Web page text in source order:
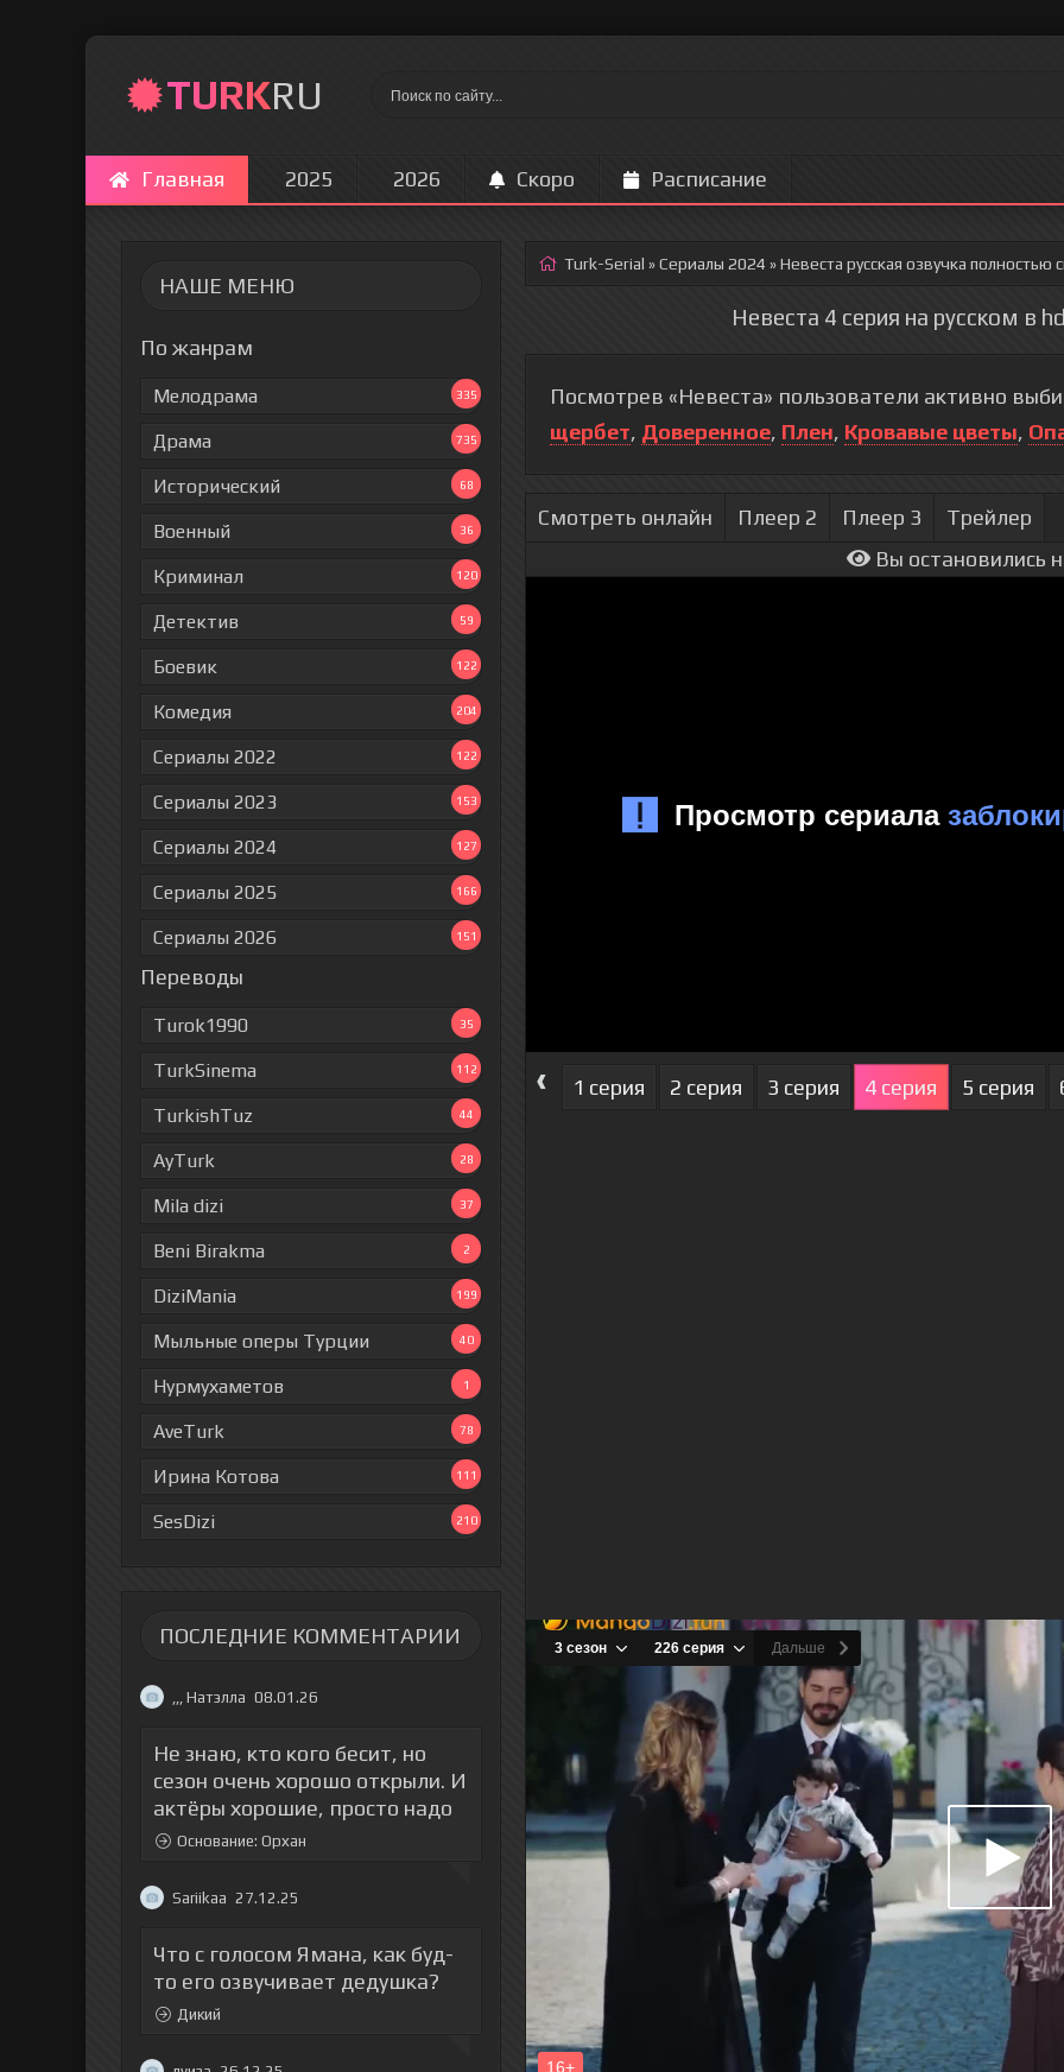
TURKRU
Главная 2025 2026 Скоро Расписание
НАШЕ МЕНЮ
По жанрам
Мелодрама 335
Драма 735
Исторический 68
Военный 36
Криминал 120
Детектив 59
Боевик 122
Комедия 204
Сериалы 2022 122
Сериалы 2023 153
Сериалы 2024 127
Сериалы 2025 166
Сериалы 2026 151
Переводы
Turok1990 35
TurkSinema 112
TurkishTuz 44
AyTurk 28
Mila dizi 37
Beni Birakma 2
DiziMania 199
Мыльные оперы Турции 40
Нурмухаметов 1
AveTurk 78
Ирина Котова 111
SesDizi 210
ПОСЛЕДНИЕ КОММЕНТАРИИ
,,, Натэлла 08.01.26
Не знаю, кто кого бесит, но
сезон очень хорошо открыли. И
актёры хорошие, просто надо
Основание: Орхан
Sariikaa 27.12.25
Что с голосом Ямана, как буд-
то его озвучивает дедушка?
Дикий
Turk-Serial »Сериалы 2024 » Невеста русская озвучка полностью
Невеста 4 серия на русском в
Посмотрев «Невеста» пользователи активно
щербет, Доверенное, Плен, Кровавые цветы,
Смотреть онлайн Плеер 2 Плеер 3 Трейлер
Вы остановились
‹ 1 серия 2 серия 3 серия 4 серия 5 серия